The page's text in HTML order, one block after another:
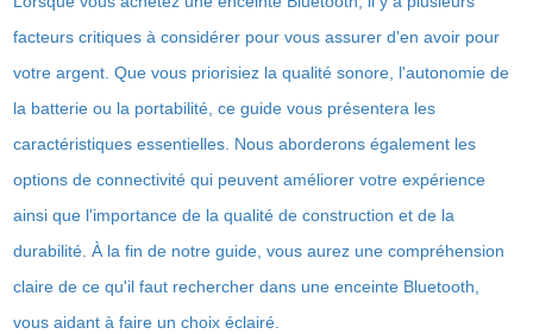
facteurs critiques à considérer pour vous assurer d'en avoir pour
votre argent. Que vous priorisiez la qualité sonore, l'autonomie de
la batterie ou la portabilité, ce guide vous présentera les
caractéristiques essentielles. Nous aborderons également les
options de connectivité qui peuvent améliorer votre expérience
ainsi que l'importance de la qualité de construction et de la
durabilité. À la fin de notre guide, vous aurez une compréhension
claire de ce qu'il faut rechercher dans une enceinte Bluetooth,
vous aidant à faire un choix éclairé.